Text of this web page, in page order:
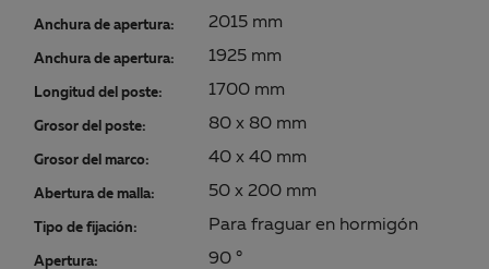
Anchura de apertura: 2015 mm
Anchura de apertura: 1925 mm
Longitud del poste: 1700 mm
Grosor del poste: 80 x 80 mm
Grosor del marco: 40 x 40 mm
Abertura de malla: 50 x 200 mm
Tipo de fijación: Para fraguar en hormigón
Apertura: 90 °